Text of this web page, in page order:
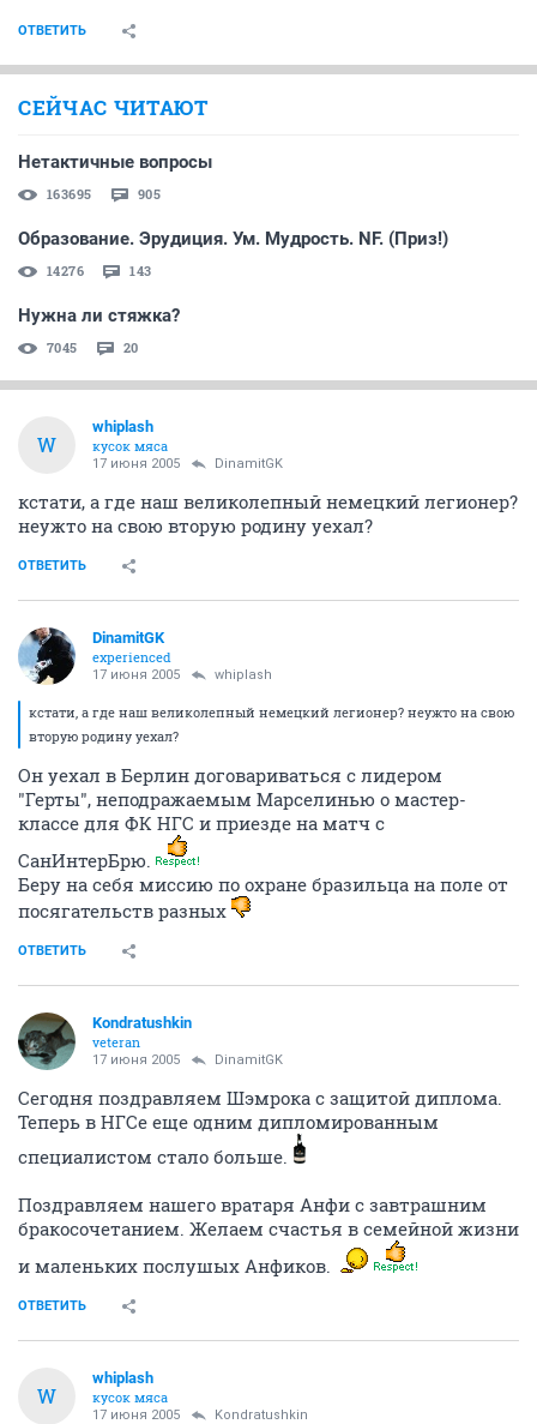
ОТВЕТИТЬ
СЕЙЧАС ЧИТАЮТ
Нетактичные вопросы
163695 905
Образование. Эрудиция. Ум. Мудрость. NF. (Приз!)
14276 143
Нужна ли стяжка?
7045 20
W
whiplash
кусок мяса
17 июня 2005 DinamitGK
кстати, а где наш великолепный немецкий легионер?
неужто на свою вторую родину уехал?
ОТВЕТИТЬ
DinamitGK
experienced
17 июня 2005 whiplash
кстати, а где наш великолепный немецкий легионер? неужто на свою
вторую родину уехал?
Он уехал в Берлин договариваться с лидером
"Герты", неподражаемым Марселинью о мастер-
классе для ФК НГС и приезде на матч с
СанИнтерБрю.
Беру на себя миссию по охране бразильца на поле от
посягательств разных
ОТВЕТИТЬ
Kondratushkin
veteran
17 июня 2005 DinamitGK
Сегодня поздравляем Шэмрока с защитой диплома.
Теперь в НГСе еще одним дипломированным
специалистом стало больше.
Поздравляем нашего вратаря Анфи с завтрашним
бракосочетанием. Желаем счастья в семейной жизни
и маленьких послушых Анфиков.
ОТВЕТИТЬ
W
whiplash
кусок мяса
17 июня 2005 Kondratushkin